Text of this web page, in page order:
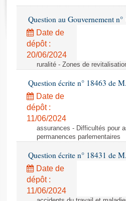
Baromètre de l’application des lois
Dossiers législatifs
Budget et sécurité sociale
Questions écrites et orales
Comptes rendus des débats
Question au Gouvernement
Date de
dépôt :
20/06/2024
ruralité - Zones de
Question écrite n° 18463 de
Date de
dépôt :
11/06/2024
assurances - Difficultés pour
permanences parlementaires
Question écrite n° 18431 de
Date de
dépôt :
11/06/2024